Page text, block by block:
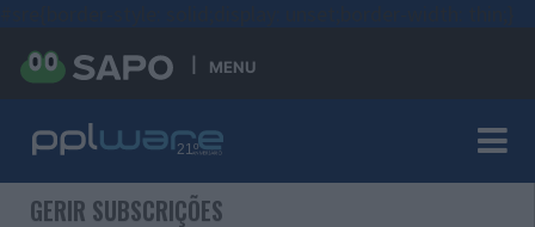
MENU
GERIR SUBSCRIÇÕES